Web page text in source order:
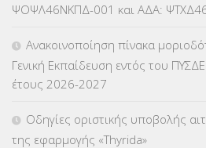
ΚΕΣΥΠ(109)
ΚΠγ – ΚΡΑΤΙΚΟ ΠΙΣΤΟΠΟΙΗΤΙΚΟ
ΚΠπ- ΚΡΑΤΙΚΟ ΠΙΣΤΟΠΟΙΗΤΙΚΟ
ΛΟΙΠΑ(309)
ΨΟΨΛ46ΝΚΠΔ-001 και ΑΔΑ:
Ανακοινοποίηση πίνακα
Γενική Εκπαίδευση εντός του
έτους 2026-2027
Οδηγίες οριστικής υποβολής
της εφαρμογής «Thyrida»